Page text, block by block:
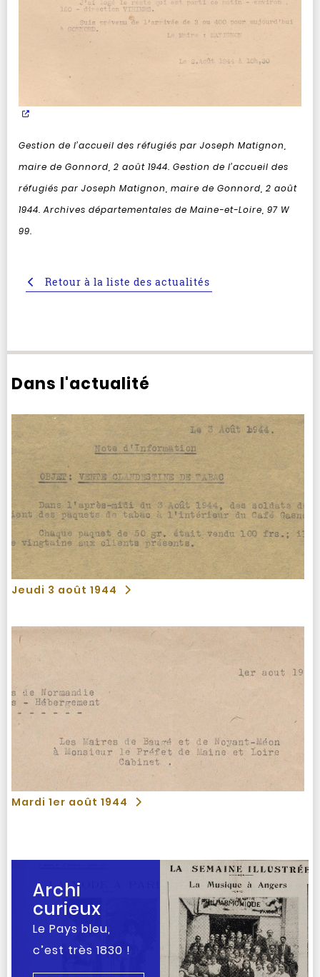
Gestion de l’accueil des réfugiés par Joseph Matignon,
maire de Gonnord, 2 août 1944. Gestion de l’accueil des
réfugiés par Joseph Matignon, maire de Gonnord, 2 août
1944. Archives départementales de Maine-et-Loire, 97 W
99.
Retour à la liste des actualités
Dans l'actualité
Jeudi 3 août 1944
Mardi 1er août 1944
Archi
curieux
Le Pays bleu,
c’est très 1830 !